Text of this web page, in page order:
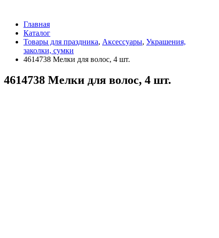
Главная
Каталог
Товары для праздника, Аксессуары, Украшения,
заколки, сумки
4614738 Мелки для волос, 4 шт.
4614738 Мелки для волос, 4 шт.